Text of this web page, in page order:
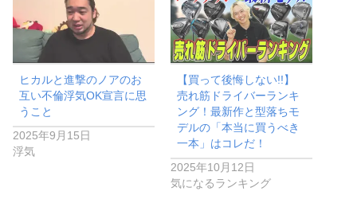
ヒカルと進撃のノアのお
互い不倫浮気OK宣言に思
うこと
2025年9月15日
浮気
【買って後悔しない!!】
売れ筋ドライバーランキ
ング！最新作と型落ちモ
デルの「本当に買うべき
一本」はコレだ！
2025年10月12日
気になるランキング